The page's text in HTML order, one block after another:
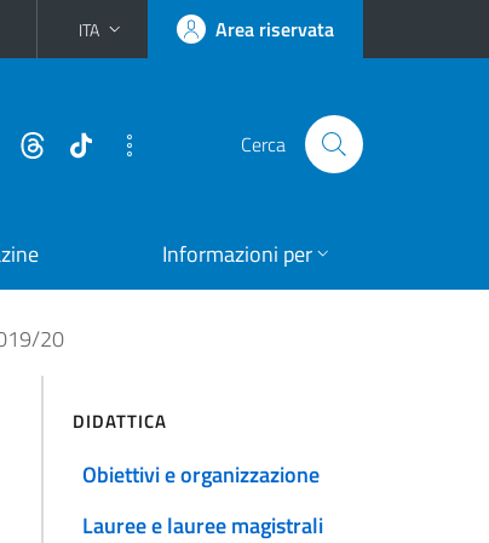
ITA Area riservata
Cerca
Informazioni per
20
DIDATTICA
Obiettivi e organizzazione
Lauree e lauree magistrali